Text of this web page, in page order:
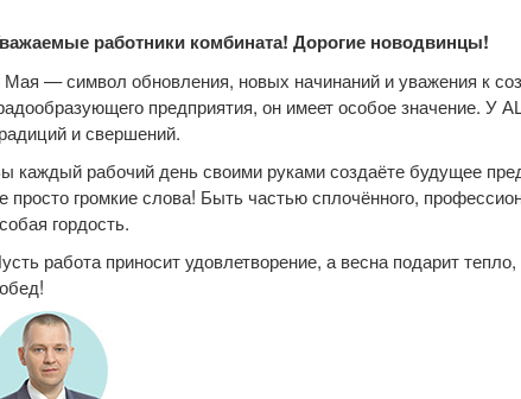
работники комбината! Дорогие новодвинцы!
Мая — символ обновления, новых начинаний и уважения к
предприятия, он имеет особое значение. У
и свершений.
каждый рабочий день своими руками создаёте будущее
просто громкие слова! Быть частью сплочённого,
гордость.
работа приносит удовлетворение, а весна подарит